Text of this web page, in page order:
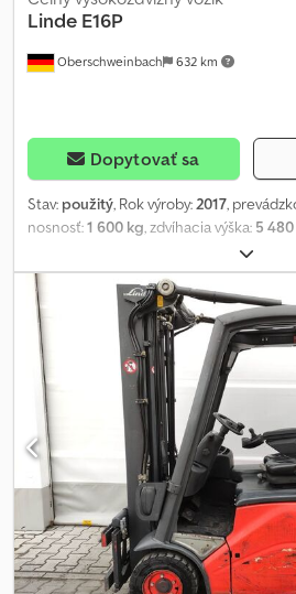
Oberschweinbach 632 km
Linde E16P
Dopytovať sa
Stav: použitý, Rok výroby:2017,
nosnosť:1 600 kg, zdvíhacia výška: 5
, stavebná výška:
percento, farba:iný, Prídavné
nastaviteľné vidly. Špeciálna výbava:
kúrenie, schválenie na prevádzku na
(STVZO), plne uzavretá kabína. Popis:
Asf